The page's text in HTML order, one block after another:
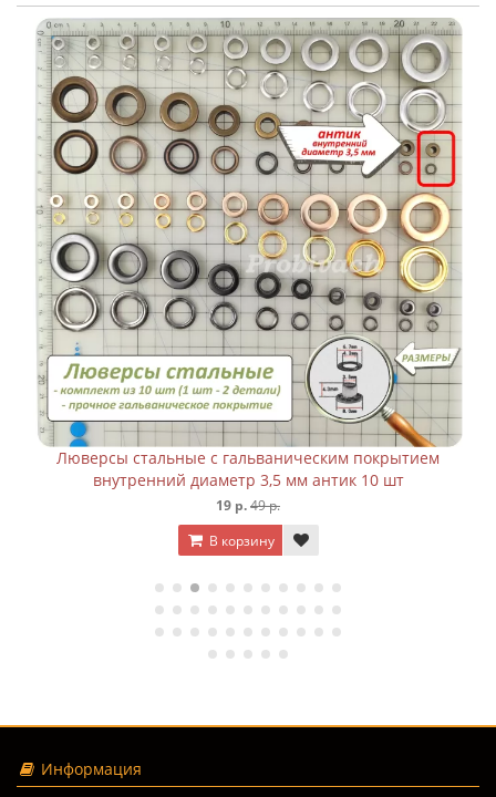
Люверсы стальные с гальваническим покрытием
внутренний диаметр 3,5 мм антик 10 шт
19 р.49 р.
В корзину
Информация